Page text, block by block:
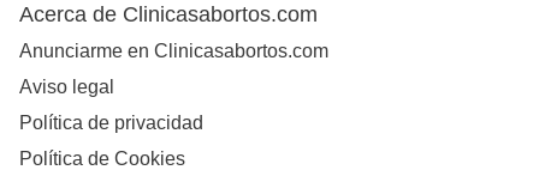
Acerca de Clinicasabortos.com
Anunciarme en Clinicasabortos.com
Aviso legal
Política de privacidad
Política de Cookies